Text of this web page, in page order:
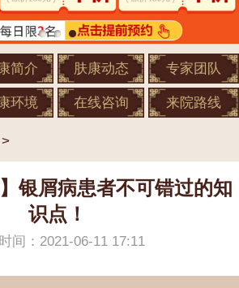
简介 肤康动态 专家团队
环境 在线咨询 来院路线
>
银屑病患者不可错过的知
识点！
间：2021-06-11 17:11